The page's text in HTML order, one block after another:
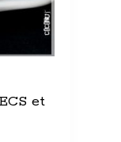
et